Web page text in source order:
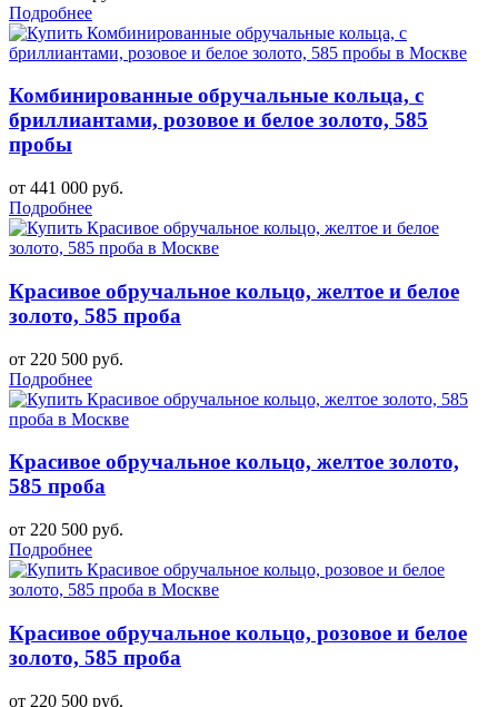
Подробнее
Комбинированные обручальные кольца, с
бриллиантами, розовое и белое золото, 585
пробы
от 441 000 руб.
Подробнее
Красивое обручальное кольцо, желтое и белое
золото, 585 проба
от 220 500 руб.
Подробнее
Красивое обручальное кольцо, желтое золото,
585 проба
от 220 500 руб.
Подробнее
Красивое обручальное кольцо, розовое и белое
золото, 585 проба
от 220 500 руб.